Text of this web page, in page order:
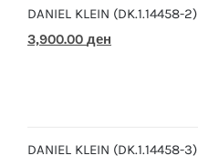
DANIEL KLEIN (DK.1.14458-2)
Original
3,900.00 ден
DANIEL KLEIN (DK.1.14458-3)